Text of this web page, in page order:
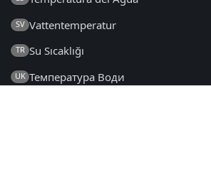
SV Vattentemperatur
TR Su Sıcaklığı
UK Температура Води